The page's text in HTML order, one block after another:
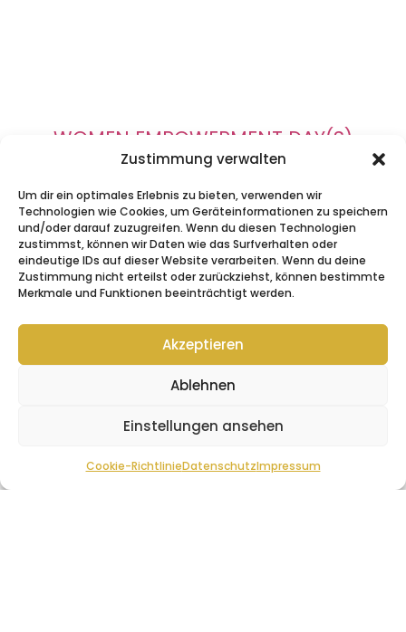
Zustimmung verwalten
Um dir ein optimales Erlebnis zu bieten, verwenden wir
Technologien wie Cookies, um Geräteinformationen zu speichern
und/oder darauf zuzugreifen. Wenn du diesen Technologien
zustimmst, können wir Daten wie das Surfverhalten oder
eindeutige IDs auf dieser Website verarbeiten. Wenn du deine
Zustimmung nicht erteilst oder zurückziehst, können bestimmte
Merkmale und Funktionen beeinträchtigt werden.
Akzeptieren
Ablehnen
Einstellungen ansehen
Cookie-RichtlinieDatenschutzImpressum
WOMEN EMPOWERMENT DAY(S)
Wir freuen uns sooo sehr auf DICH!
Bei Fragen melde dich gerne unter:
555@womenempowerment.day
Du möchtest unseren Newsletter
abonnieren?
Dann klickehier
Folge uns auch gerne auf Social Media,
damit du immer up-to-Date bist:
© 2026 Beate Frech-Döring